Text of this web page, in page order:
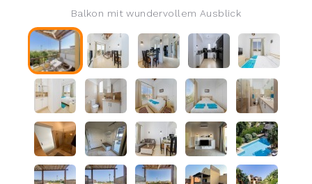
Balkon mit wundervollem Ausblick